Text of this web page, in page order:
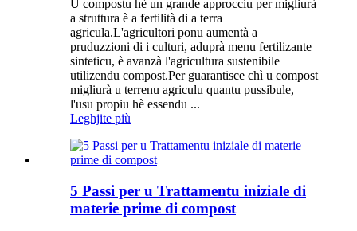
U compostu hè un grande approcciu per migliurà
a struttura è a fertilità di a terra
agricula.L'agricultori ponu aumentà a
pruduzzioni di i culturi, aduprà menu fertilizante
sinteticu, è avanzà l'agricultura sustenibile
utilizendu compost.Per guarantisce chì u compost
migliurà u terrenu agriculu quantu pussibule,
l'usu propiu hè essendu ...
Leghjite più
5 Passi per u Trattamentu iniziale di
materie prime di compost